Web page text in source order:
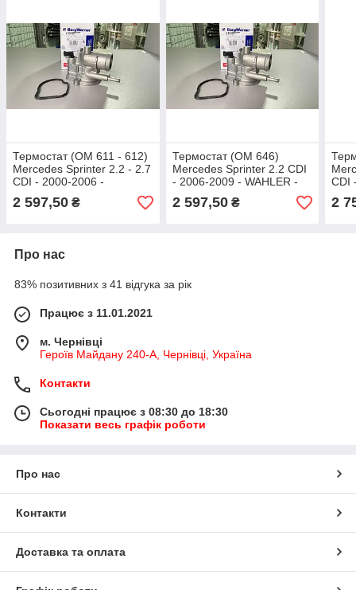
Термостат (OM 611 - 612)
Mercedes Sprinter 2.2 - 2.7
CDI - 2000-2006 -
WAHLER - Німеччина -
410171.87D
2 597,50 ₴
Термостат (OM 646)
Mercedes Sprinter 2.2 CDI
- 2006-2009 - WAHLER -
Німеччина - 410171.87D
2 597,50₴
CDI
CDI
2
Про нас
83% позитивних з 41 відгука за рік
Працює з 11.01.2021
м. Чернівці
Героїв Майдану 240-А, Чернівці, Україна
Контакти
Сьогодні працює з 08:30 до 18:30
Показати весь графік роботи
Про нас
Контакти
Доставка та оплата